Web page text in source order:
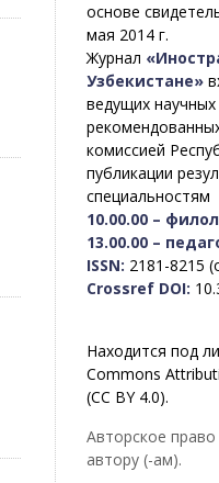
основе
мая 2014 г.
Журнал
Узбекистане»
ведущих
комиссией
публикации
специальностям
10.00.00 –
13.00.00 –
ISSN: 2181-8215
Crossref DOI:
Находится под
Commons
(CC BY 4.0).
Авторское
автору (-ам).